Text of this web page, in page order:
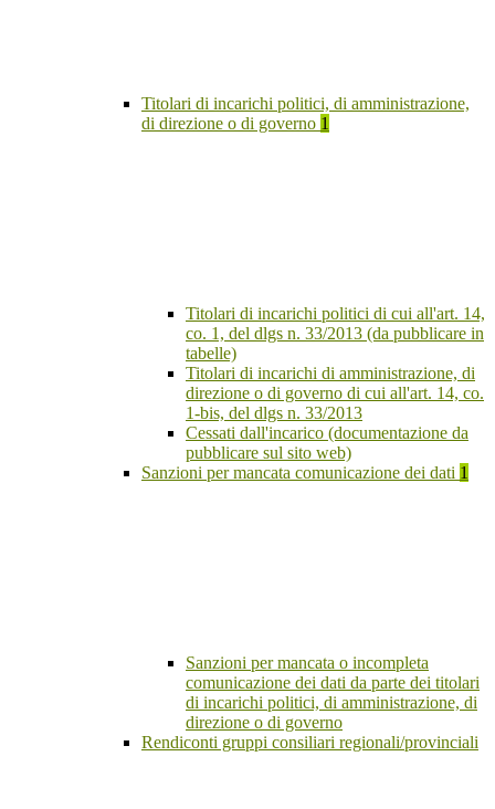
Titolari di incarichi politici, di amministrazione,
di direzione o di governo 1
Titolari di incarichi politici di cui all'art. 14,
co. 1, del dlgs n. 33/2013 (da pubblicare in
tabelle)
Titolari di incarichi di amministrazione, di
direzione o di governo di cui all'art. 14, co.
1-bis, del dlgs n. 33/2013
Cessati dall'incarico (documentazione da
pubblicare sul sito web)
Sanzioni per mancata comunicazione dei dati 1
Sanzioni per mancata o incompleta
comunicazione dei dati da parte dei titolari
di incarichi politici, di amministrazione, di
direzione o di governo
Rendiconti gruppi consiliari regionali/provinciali